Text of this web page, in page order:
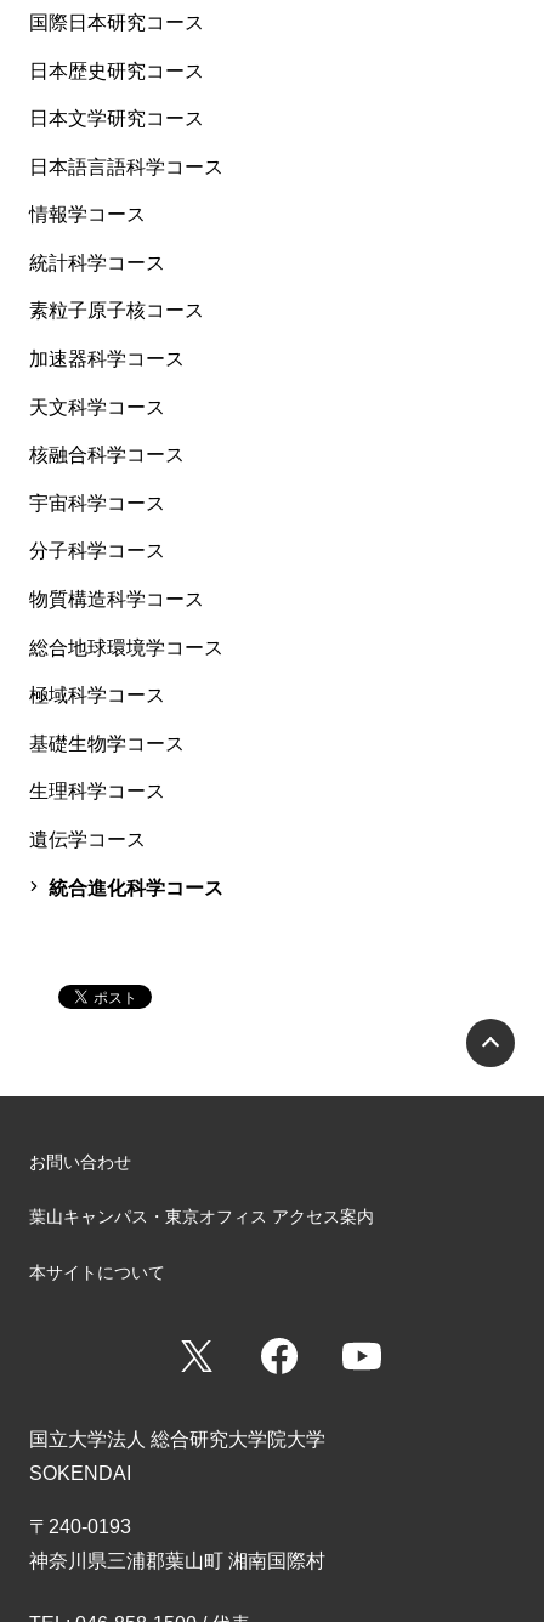
国際日本研究コース
日本歴史研究コース
日本文学研究コース
日本語言語科学コース
情報学コース
統計科学コース
素粒子原子核コース
加速器科学コース
天文科学コース
核融合科学コース
宇宙科学コース
分子科学コース
物質構造科学コース
総合地球環境学コース
極域科学コース
基礎生物学コース
生理科学コース
遺伝学コース
統合進化科学コース
お問い合わせ
葉山キャンパス・東京オフィス アクセス案内
本サイトについて
Facebook
国立大学法人 総合研究大学院大学
SOKENDAI
〒240-0193
神奈川県三浦郡葉山町 湘南国際村